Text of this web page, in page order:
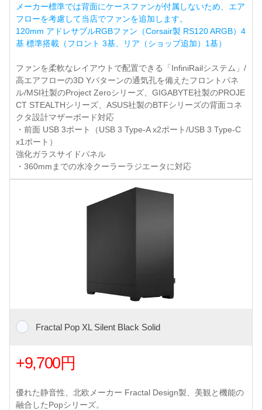
メーカー標準では背面にケースファンが付属しないため、エア
フローを考慮して当店でファンを追加します。
120mm アドレサブルRGBファン（Corsair製 RS120 ARGB）4
基 標準搭載（フロント 3基、リア（ショップ追加）1基）
ファンを柔軟なレイアウトで配置できる「InfiniRailシステム」/
高エアフローの3D Yパターンの通気孔を備えたフロントパネ
ル/MSI社製のProject Zeroシリーズ、GIGABYTE社製のPROJE
CT STEALTHシリーズ、ASUS社製のBTFシリーズの背面コネ
クタ設計マザーボード対応
・前面 USB 3ポート（USB 3 Type-A x2ポート/USB 3 Type-C
x1ポート）
強化ガラスサイドパネル
・360mmまでの水冷クーラーラジエータに対応
Fractal Pop XL Silent Black Solid
+9,700円
優れた静音性、北欧メーカー Fractal Design製、美観と機能の
融合したPopシリーズ。